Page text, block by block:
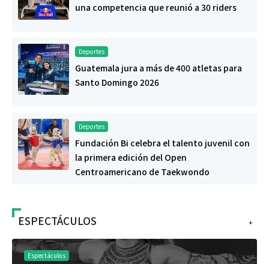
una competencia que reunió a 30 riders
Deportes
Guatemala jura a más de 400 atletas para
Santo Domingo 2026
Deportes
Fundación Bi celebra el talento juvenil con
la primera edición del Open
Centroamericano de Taekwondo
+
ESPECTÁCULOS
Espectáculos